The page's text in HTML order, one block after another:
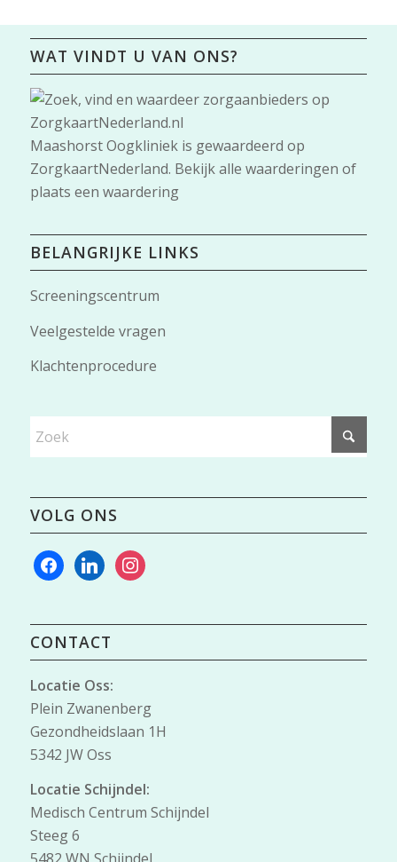
WAT VINDT U VAN ONS?
Maashorst Oogkliniekis gewaardeerd op
ZorgkaartNederland. Bekijk alle waarderingen of
plaats een waardering
BELANGRIJKE LINKS
Screeningscentrum
Veelgestelde vragen
Klachtenprocedure
VOLG ONS
facebooklinkedininstagram
CONTACT
Locatie Oss:
Plein Zwanenberg
Gezondheidslaan 1H
5342 JW Oss
Locatie Schijndel:
Medisch Centrum Schijndel
Steeg 6